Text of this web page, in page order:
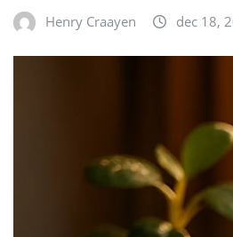
Henry Craayen dec 18,